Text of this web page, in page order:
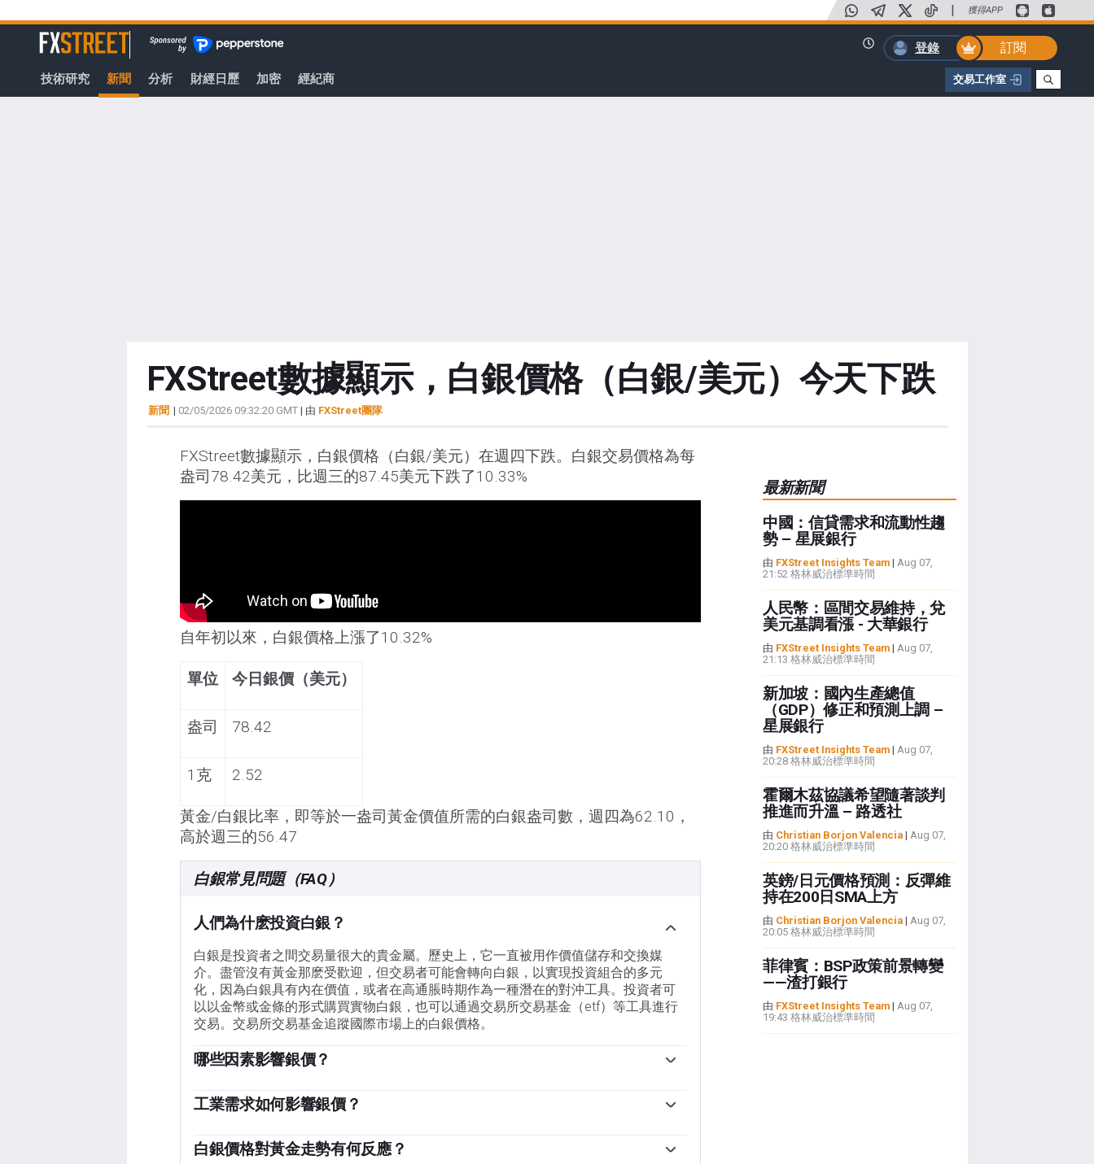
至
容
| 獲得APP
FXStreet
登錄
訂閱
技術研究 新聞 分析 財經日歷 加密 經紀商 交易工作室
FXStreet數據顯示，白銀價格（白銀/美元）今天下跌
新聞 | 02/05/2026 09:32:20 GMT| 由 FXStreet團隊
FXStreet數據顯示，白銀價格（白銀/美元）在週四下跌。白銀交易價格為每
盎司78.42美元，比週三的87.45美元下跌了10.33%
自年初以來，白銀價格上漲了10.32%
單位 今日銀價（美元）
盎司 78.42
1克 2.52
黃金/白銀比率，即等於一盎司黃金價值所需的白銀盎司數，週四為62.10，
高於週三的56.47
白銀常見問題（FAQ）
人們為什麽投資白銀？
白銀是投資者之間交易量很大的貴金屬。歷史上，它一直被用作價值儲存和交換媒
介。盡管沒有黃金那麽受歡迎，但交易者可能會轉向白銀，以實現投資組合的多元
化，因為白銀具有內在價值，或者在高通脹時期作為一種潛在的對沖工具。投資者可
以以金幣或金條的形式購買實物白銀，也可以通過交易所交易基金（etf）等工具進行
交易。交易所交易基金追蹤國際市場上的白銀價格。
哪些因素影響銀價？
白銀價格因其避險地位而上漲，盡管其上漲幅度不及黃金。作為一種無收益資產，白
高銀價。其他因素，如投資需求、采礦供應（白銀比黃金豐富得多）和回收率也會影
工業需求如何影響銀價？
高的金屬之一，比銅和金還要高。需求的激增可能會提高價格，而需求的下降往往會
白銀價格對黃金走勢有何反應？
最新新聞
中國：信貸需求和流動性趨
勢 – 星展銀行
由 FXStreet Insights Team| Aug 07,
21:52 格林威治標準時間
人民幣：區間交易維持，兌
美元基調看漲 - 大華銀行
由 FXStreet Insights Team| Aug 07,
21:13 格林威治標準時間
新加坡：國內生產總值
（GDP）修正和預測上調 –
星展銀行
由 FXStreet Insights Team| Aug 07,
20:28 格林威治標準時間
霍爾木茲協議希望隨著談判
推進而升溫 – 路透社
由 Christian Borjon Valencia| Aug 07,
20:20 格林威治標準時間
英鎊/日元價格預測：反彈維
持在200日SMA上方
由 Christian Borjon Valencia| Aug 07,
20:05 格林威治標準時間
菲律賓：BSP政策前景轉變
——渣打銀行
由 FXStreet Insights Team| Aug 07,
19:43 格林威治標準時間